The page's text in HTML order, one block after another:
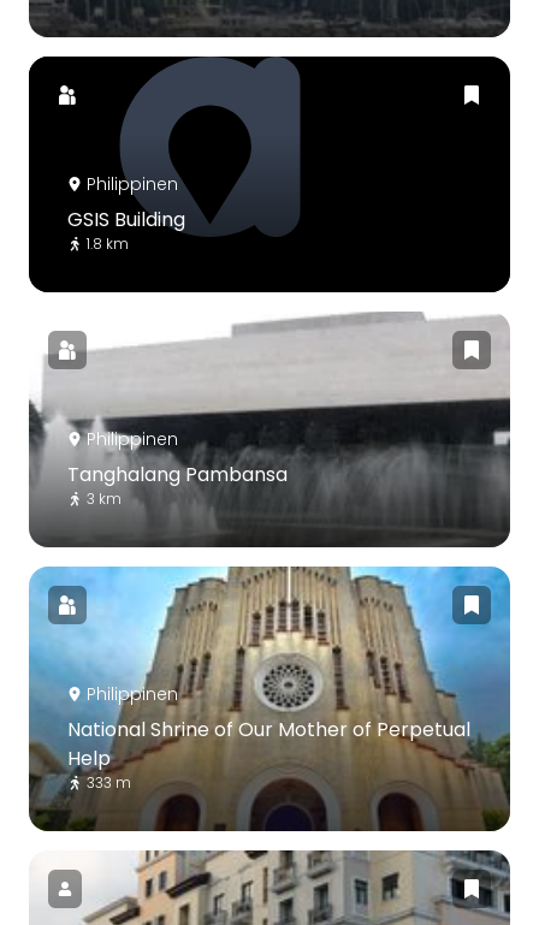
Philippinen
GSIS Building
1.8 km
Philippinen
Tanghalang Pambansa
3 km
Philippinen
National Shrine of Our Mother of Perpetual
Help
333 m